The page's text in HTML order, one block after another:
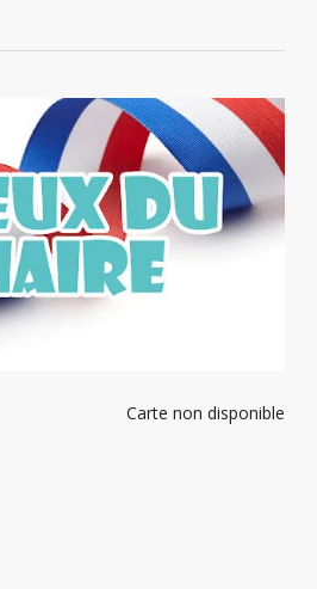
Carte non disponible